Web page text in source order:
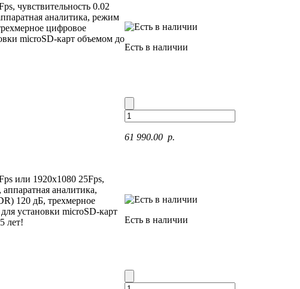
чувствительность 0.02
аналитика, режим
цифровое
microSD-карт объемом до
Есть в наличии
или 1920x1080 25Fps,
аналитика,
120 дБ, трехмерное
установки microSD-карт
лет!
61 990.00 p.
Есть в наличии